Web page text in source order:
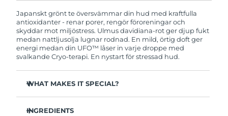
Japanskt grönt te översvämmar din hud med kraftfulla
antioxidanter - renar porer, rengör föroreningar och
skyddar mot miljöstress. Ulmus davidiana-rot ger djup fukt
medan nattljusolja lugnar rodnad. En mild, örtig doft ger
energi medan din UFO™ låser in varje droppe med
svalkande Cryo-terapi. En nystart för stressad hud.
WHAT MAKES IT SPECIAL?
perfekt för fet hud.
INGREDIENTS
Libanon
Förväntad leverans
09/08/2026
Litauen
Förväntad leverans
08/08/2026
Luxemburg
Macao SAR